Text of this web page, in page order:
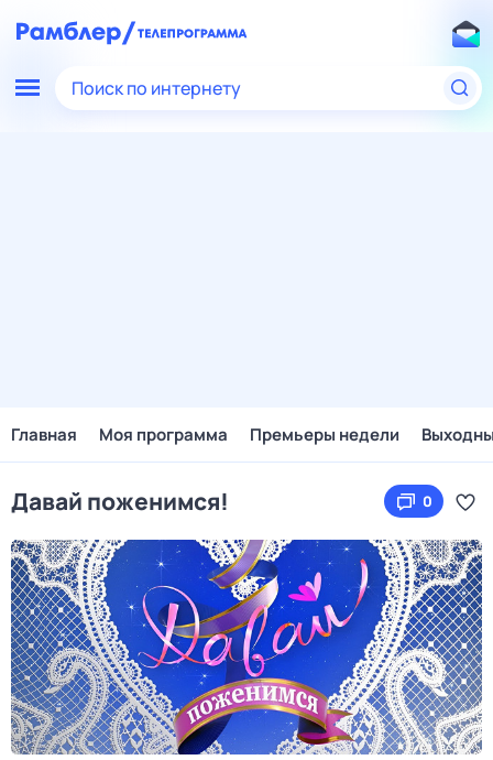
Поиск по интернету
Главная Моя программа Премьеры недели
Давай поженимся! 0